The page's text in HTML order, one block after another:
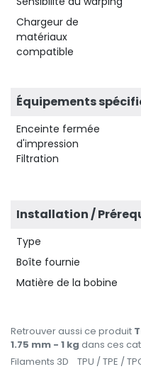
Chargeur de
matériaux
compatible
Équipements
Enceinte fermée
d'impression
Filtration
Installation /
Type
Boîte fournie
Matière de la bobine
Retrouver aussi ce produit
1.75 mm - 1 kg dans ces
Filaments 3D
TPU / TPE /